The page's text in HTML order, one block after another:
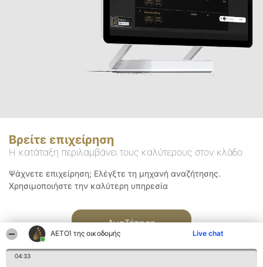
ΑΕΤΟΊ της οικοδομής Live chat
04:33
Βρείτε επιχείρηση
Η κατάταξη περιλαμβάνει τους καλύτερους στον κλάδο
Ψάχνετε επιχείρηση; Ελέγξτε τη μηχανή αναζήτησης.
Χρησιμοποιήστε την καλύτερη υπηρεσία
Αναζήτηση